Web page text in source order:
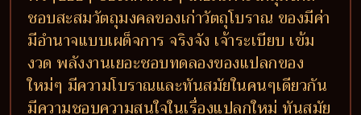
ชอบสะสมวัตถุมงคลของเก่าวัตถุโบราณ ของมีค่า
มีอำนาจแบบเผด็จการ จริงจัง เจ้าระเบียบ เข้ม
งวด พลังงานเยอะชอบทดลองของแปลกของ
ใหม่ๆ มีความโบราณและทันสมัยในคนๆเดียวกัน
มีความชอบความสนใจในเรื่องแปลกใหม่ ทันสมัย